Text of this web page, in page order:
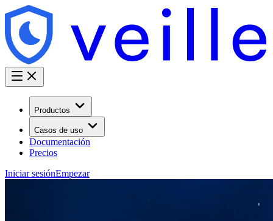
Productos
Casos de uso
Documentación
Precios
Iniciar sesiónEmpezar